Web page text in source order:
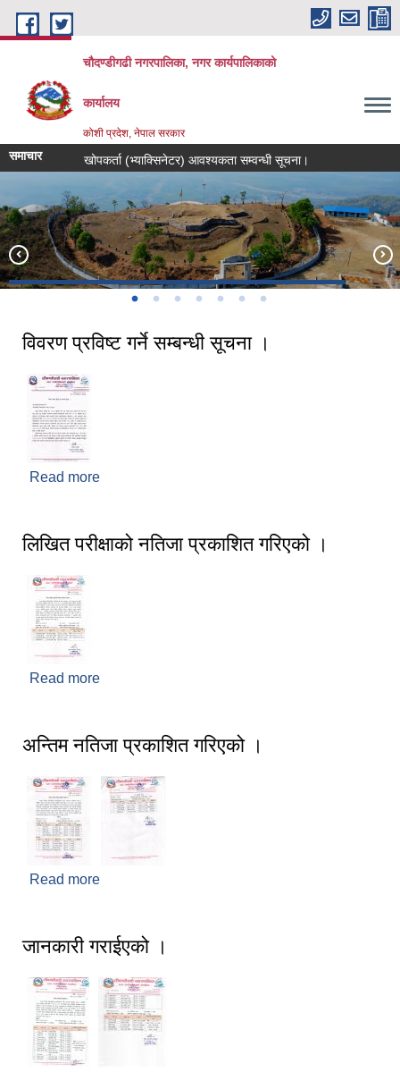
Skip to main content
चौदण्डीगढी नगरपालिका, नगर कार्यपालिकाको
कार्यालय
कोशी प्रदेश, नेपाल सरकार
समाचार खोपकर्ता (भ्याक्सिनेटर) आवश्यकता सम्वन्धी सूचना।
विवरण प्रविष्ट गर्ने सम्बन्धी सूचना ।
Read more
लिखित परीक्षाको नतिजा प्रकाशित गरिएको ।
Read more
अन्तिम नतिजा प्रकाशित गरिएको ।
Read more
जानकारी गराईएको ।